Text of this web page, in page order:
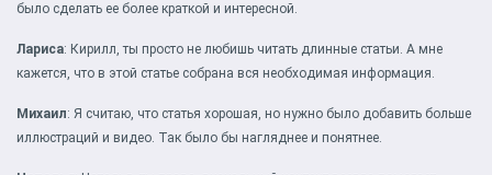
было сделать ее более краткой и интересной.
Лариса: Кирилл, ты просто не любишь читать длинные статьи. А мне
кажется, что в этой статье собрана вся необходимая информация.
Михаил: Я считаю, что статья хорошая, но нужно было добавить больше
иллюстраций и видео. Так было бы нагляднее и понятнее.